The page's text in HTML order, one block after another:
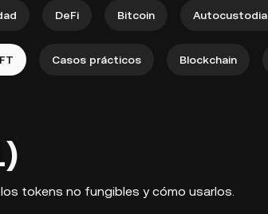
DeFi Bitcoin Autocustodia
Casos prácticos Blockchain
tokens no fungibles y cómo usarlos.